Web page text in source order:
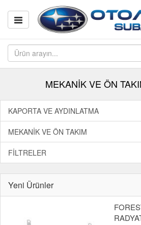
MEKANİK VE ÖN
KAPORTA VE AYDINLATMA
MEKANİK VE ÖN TAKIM
FİLTRELER
Yeni Ürünler